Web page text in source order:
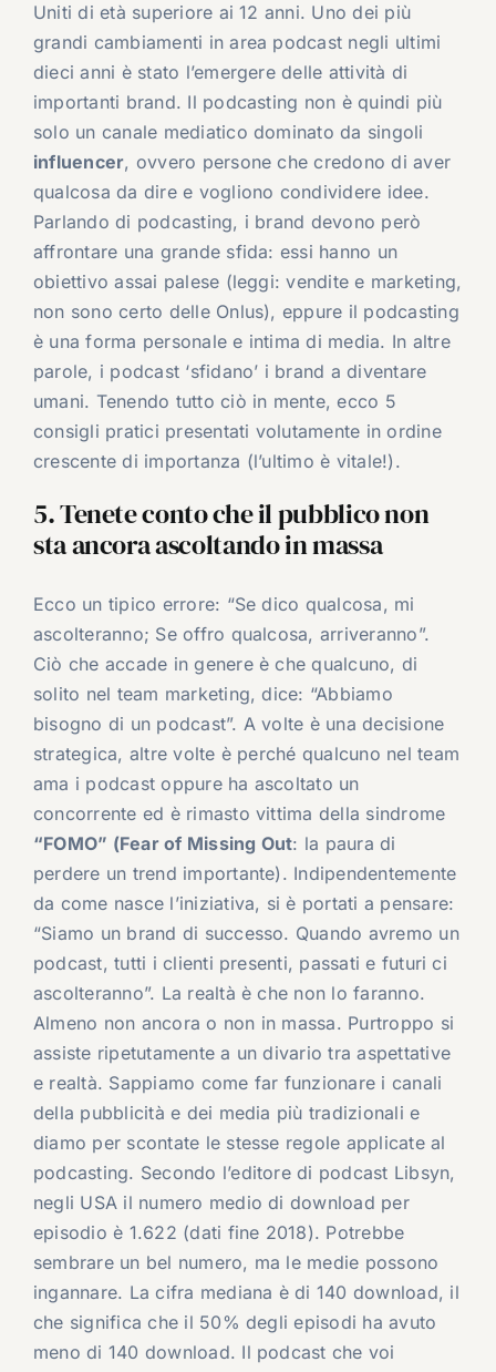
Uniti di età superiore ai 12 anni. Uno dei più
grandi cambiamenti in area podcast negli ultimi
dieci anni è stato l’emergere delle attività di
importanti brand. Il podcasting non è quindi più
solo un canale mediatico dominato da singoli
influencer, ovvero persone che credono di aver
qualcosa da dire e vogliono condividere idee.
Parlando di podcasting, i brand devono però
affrontare una grande sfida: essi hanno un
obiettivo assai palese (leggi: vendite e marketing,
non sono certo delle Onlus), eppure il podcasting
è una forma personale e intima di media. In altre
parole, i podcast ‘sfidano’ i brand a diventare
umani. Tenendo tutto ciò in mente, ecco 5
consigli pratici presentati volutamente in ordine
crescente di importanza (l’ultimo è vitale!).
5. Tenete conto che il pubblico non
sta ancora ascoltando in massa
Ecco un tipico errore: “Se dico qualcosa, mi
ascolteranno; Se offro qualcosa, arriveranno”.
Ciò che accade in genere è che qualcuno, di
solito nel team marketing, dice: “Abbiamo
bisogno di un podcast”. A volte è una decisione
strategica, altre volte è perché qualcuno nel team
ama i podcast oppure ha ascoltato un
concorrente ed è rimasto vittima della sindrome
“FOMO” (Fear of Missing Out: la paura di
perdere un trend importante). Indipendentemente
da come nasce l’iniziativa, si è portati a pensare:
“Siamo un brand di successo. Quando avremo un
podcast, tutti i clienti presenti, passati e futuri ci
ascolteranno”. La realtà è che non lo faranno.
Almeno non ancora o non in massa. Purtroppo si
assiste ripetutamente a un divario tra aspettative
e realtà. Sappiamo come far funzionare i canali
della pubblicità e dei media più tradizionali e
diamo per scontate le stesse regole applicate al
podcasting. Secondo l’editore di podcast Libsyn,
negli USA il numero medio di download per
episodio è 1.622 (dati fine 2018). Potrebbe
sembrare un bel numero, ma le medie possono
ingannare. La cifra mediana è di 140 download, il
che significa che il 50% degli episodi ha avuto
meno di 140 download. Il podcast che voi